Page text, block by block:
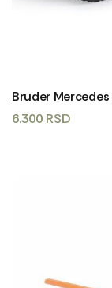
Bruder
6.300 RSD